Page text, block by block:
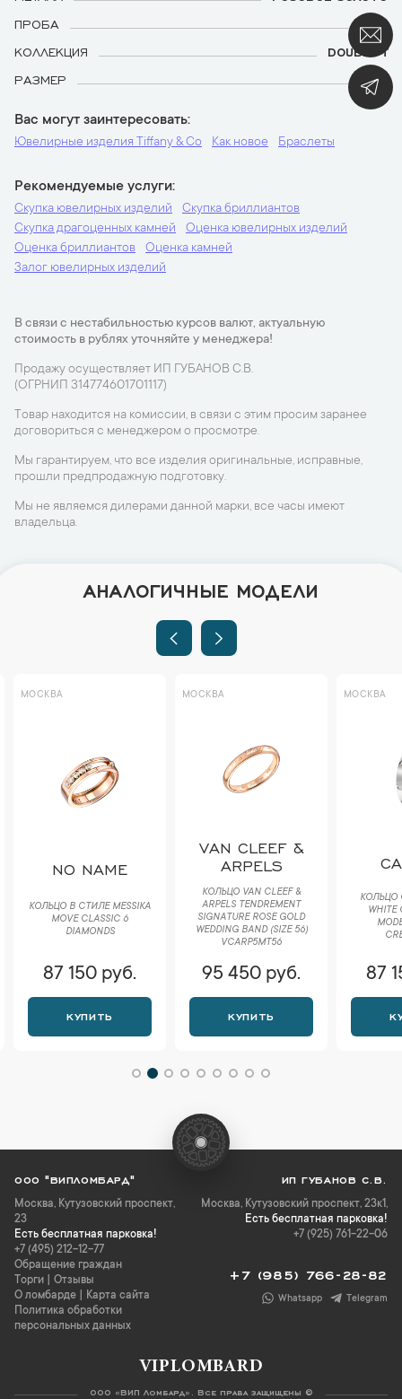
ПРОБА
750
КОЛЛЕКЦИЯ
DOUBLE T
РАЗМЕР
18
Вас могут заинтересовать
Ювелирные изделия Tiffany & Co Как новое Браслеты
Рекомендуемые услуги
Скупка ювелирных изделий
Скупка бриллиантов
Скупка драгоценных камней
Оценка ювелирных изделий
Оценка бриллиантов
Оценка камней
Залог ювелирных изделий
В связи с нестабильностью курсов валют, актуальную
стоимость в рублях уточняйте у менеджера!
Продажу осуществляет ИП ГУБАНОВ С.В.
(ОГРНИП 314774601701117)
Товар находится на комиссии, в связи с этим просим заранее
договориться с менеджером о просмотре.
Мы гарантируем, что все изделия оригинальные, исправные,
прошли предпродажную подготовку.
Мы не являемся дилерами данной марки, все часы имеют
владельца.
АНАЛОГИЧНЫЕ МОДЕЛИ
МОСКВА
NO NAME
КОЛЬЦО В СТИЛЕ MESSIKA
MOVE CLASSIC 6
DIAMONDS
87 150 руб.
КУПИТЬ
МОСКВА
VAN CLEEF &
ARPELS
КОЛЬЦО VAN CLEEF &
ARPELS TENDREMENT
SIGNATURE ROSE GOLD
WEDDING BAND (SIZE 56)
VCARP5MT56
95 450 руб.
КУПИТЬ
МОСКВА
КОЛЬЦО
WHITE
87
ООО "ВИПЛОМБАРД"
Москва, Кутузовский проспект,
23
Есть бесплатная парковка!
+7 (495) 212-12-77
Обращение граждан
Торги
Отзывы
О ломбарде
Карта сайта
Политика обработки
персональных данных
ИП ГУБАНОВ С.В.
Москва, Кутузовский проспект, 23к1,
Есть бесплатная парковка!
+7 (925) 761-22-06
+7 (985) 766-28-82
Whatsapp Telegram
VIPLOMBARD
ООО «ВИП Ломбард». Все права защищены ©